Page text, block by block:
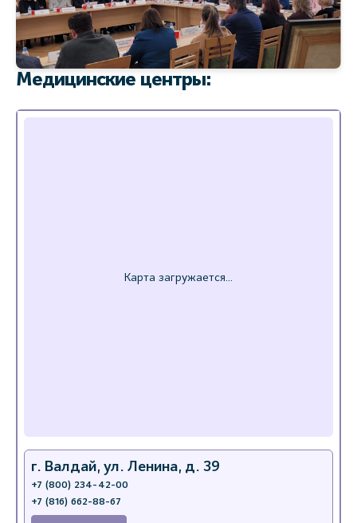
Медицинские центры:
г. Валдай, ул. Ленина, д. 39
+7 (800) 234-42-00
+7 (816) 662-88-67